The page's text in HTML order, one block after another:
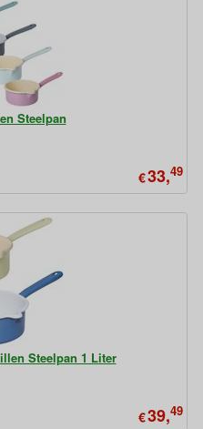
Steelpan
€33,49
Steelpan 1 Liter
€39,49